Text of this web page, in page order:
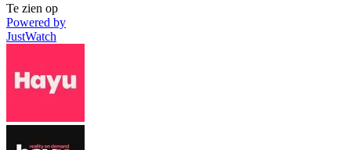
Te zien op
Powered by
JustWatch